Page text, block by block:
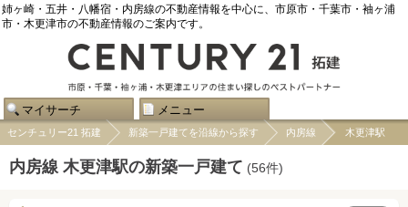
姉ヶ崎・五井・八幡宿・内房線の不動産情報を中心に、市原市・千葉市・袖ヶ浦
市・木更津市の不動産情報のご案内です。
メニュー
マイサーチ
センチュリー21 拓建 新築一戸建てを沿線から探す 内房線 木更津駅
内房線 木更津駅の新築一戸建て (56件)